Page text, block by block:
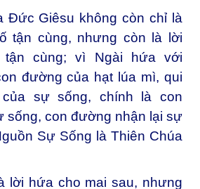
Đức Giêsu không còn chỉ là
tận cùng, nhưng còn là lời
tận cùng; vì Ngài hứa với
đường của hạt lúa mì, qui
của sự sống, chính là con
sống, con đường nhận lại sự
Sự Sống là Thiên Chúa
lời hứa cho mai sau, nhưng